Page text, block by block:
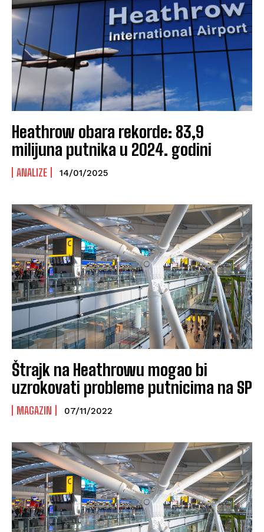
Heathrow obara rekorde: 83,9
milijuna putnika u 2024. godini
ANALIZE 14/01/2025
Štrajk na Heathrowu mogao bi
uzrokovati probleme putnicima na SP
MAGAZIN 07/11/2022